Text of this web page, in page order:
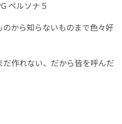
ペルソナ５
から知らないものまで色々好
だ作れない、だから皆を呼んだ